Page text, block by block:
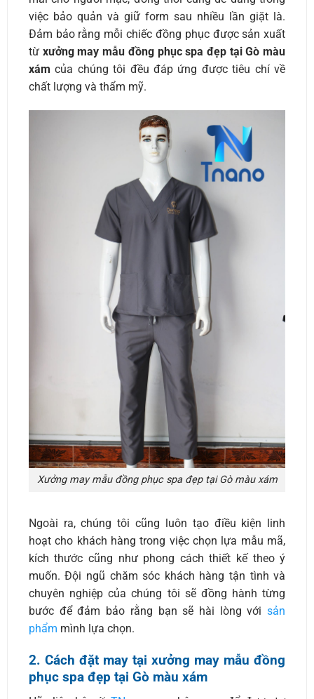
việc bảo quản và giữ form sau nhiều lần giặt là.
Đảm bảo rằng mỗi chiếc đồng phục được sản xuất
từ xưởng may mẫu đồng phục spa đẹp tại Gò màu
xám của chúng tôi đều đáp ứng được tiêu chí về
chất lượng và thẩm mỹ.
Xưởng may mẫu đồng phục spa đẹp tại Gò màu xám
Ngoài ra, chúng tôi cũng luôn tạo điều kiện linh
hoạt cho khách hàng trong việc chọn lựa mẫu mã,
kích thước cũng như phong cách thiết kế theo ý
muốn. Đội ngũ chăm sóc khách hàng tận tình và
chuyên nghiệp của chúng tôi sẽ đồng hành từng
bước để đảm bảo rằng bạn sẽ hài lòng vớisản
phẩm mình lựa chọn.
2. Cách đặt may tại xưởng may mẫu đồng
phục spa đẹp tại Gò màu xám